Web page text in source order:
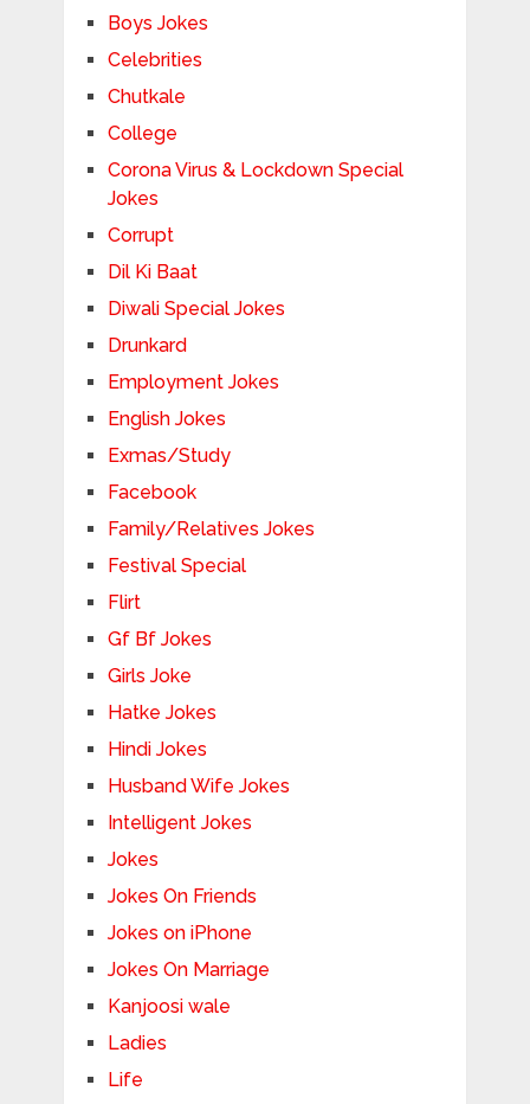
Boys Jokes
Celebrities
Chutkale
College
Corona Virus & Lockdown Special
Jokes
Corrupt
Dil Ki Baat
Diwali Special Jokes
Drunkard
Employment Jokes
English Jokes
Exmas/Study
Facebook
Family/Relatives Jokes
Festival Special
Flirt
Gf Bf Jokes
Girls Joke
Hatke Jokes
Hindi Jokes
Husband Wife Jokes
Intelligent Jokes
Jokes
Jokes On Friends
Jokes on iPhone
Jokes On Marriage
Kanjoosi wale
Ladies
Life